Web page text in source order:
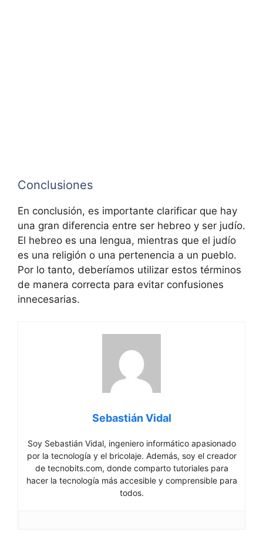
Conclusiones
En conclusión, es importante clarificar que hay
una gran diferencia entre ser hebreo y ser judío.
El hebreo es una lengua, mientras que el judío
es una religión o una pertenencia a un pueblo.
Por lo tanto, deberíamos utilizar estos términos
de manera correcta para evitar confusiones
innecesarias.
Sebastián Vidal
Soy Sebastián Vidal, ingeniero informático apasionado
por la tecnología y el bricolaje. Además, soy el creador
de tecnobits.com, donde comparto tutoriales para
hacer la tecnología más accesible y comprensible para
todos.